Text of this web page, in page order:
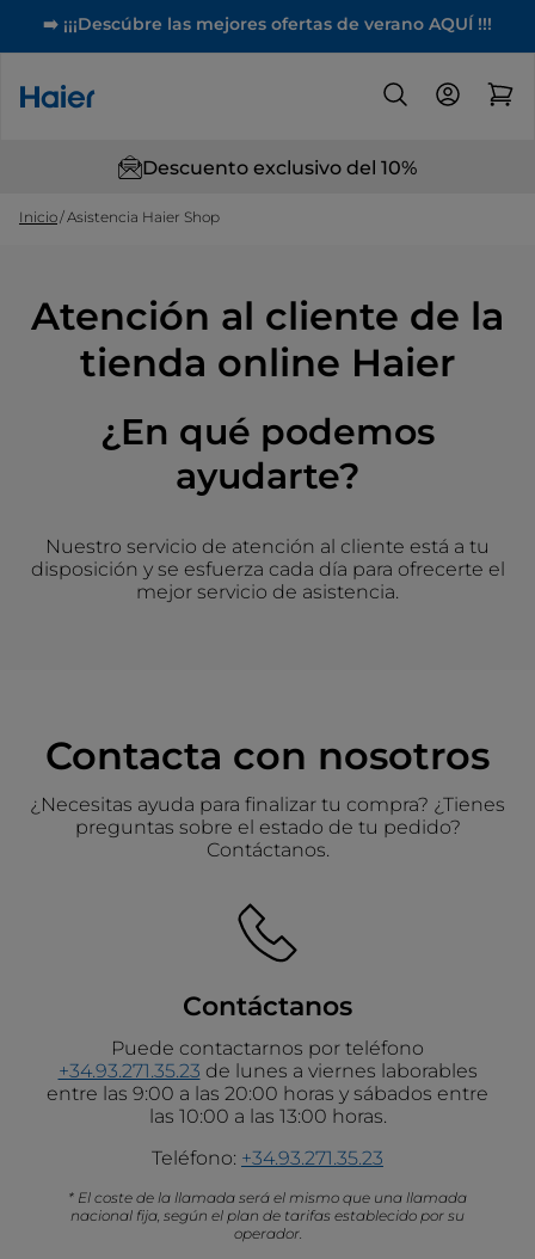
➡️ ¡¡¡Descúbre las mejores ofertas de verano AQUÍ !!!
Descuento exclusivo del 10%
Inicio Asistencia Haier Shop
Atención al cliente de la
tienda online Haier
¿En qué podemos
ayudarte?
Nuestro servicio de atención al cliente está a tu
disposición y se esfuerza cada día para ofrecerte el
mejor servicio de asistencia.
Contacta con nosotros
¿Necesitas ayuda para finalizar tu compra? ¿Tienes
preguntas sobre el estado de tu pedido?
Contáctanos.
Contáctanos
Puede contactarnos por teléfono
+34.93.271.35.23 de lunes a viernes laborables
entre las 9:00 a las 20:00 horas y sábados entre
las 10:00 a las 13:00 horas.
Teléfono: +34.93.271.35.23
* El coste de la llamada será el mismo que una llamada
nacional fija, según el plan de tarifas establecido por su
operador.